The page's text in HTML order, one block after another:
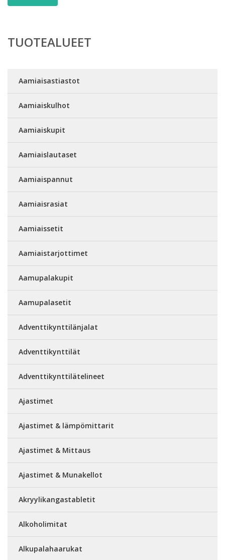
TUOTEALUEET
Aamiaisastiastot
Aamiaiskulhot
Aamiaiskupit
Aamiaislautaset
Aamiaispannut
Aamiaisrasiat
Aamiaissetit
Aamiaistarjottimet
Aamupalakupit
Aamupalasetit
Adventtikynttilänjalat
Adventtikynttilät
Adventtikynttilätelineet
Ajastimet
Ajastimet & lämpömittarit
Ajastimet & Mittaus
Ajastimet & Munakellot
Akryylikangastabletit
Alkoholimitat
Alkupalahaarukat